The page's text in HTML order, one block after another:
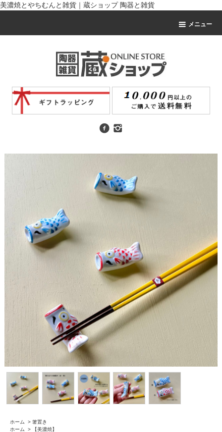
美濃焼とやちむんと雑貨｜蔵ショップ 陶器と雑貨
メニュー
ホーム > 箸置き
ホーム
>
【美濃焼】